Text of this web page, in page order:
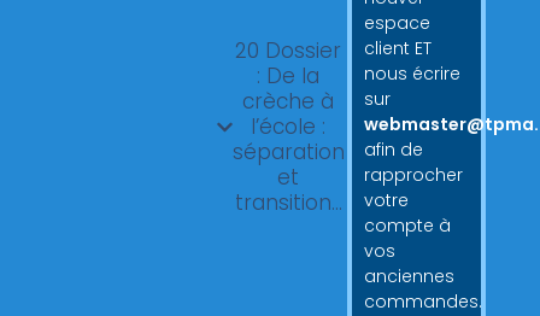
20 Dossier
: De la
crèche à
l’école :
séparation
et
transition…
espace
client ET
nous écrire
sur
afin de
rapprocher
votre
compte à
vos
anciennes
commandes.